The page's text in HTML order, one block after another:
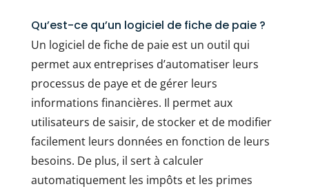
Qu’est-ce qu’un logiciel de fiche de paie ?
Un logiciel de fiche de paie est un outil qui
permet aux entreprises d’automatiser leurs
processus de paye et de gérer leurs
informations financières. Il permet aux
utilisateurs de saisir, de stocker et de modifier
facilement leurs données en fonction de leurs
besoins. De plus, il sert à calculer
automatiquement les impôts et les primes